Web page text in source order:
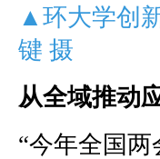
▲环大学创
键 摄
从全域推动
“今年全国两